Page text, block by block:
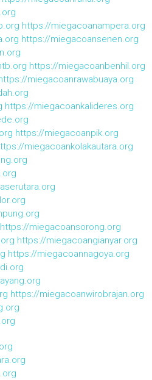
https://miegacoanampera.org
https://miegacoansenen.org
https://miegacoanbenhil.org
miegacoanrawabuaya.org
https://miegacoankalideres.org
https://miegacoanpik.org
miegacoankolakautara.org
https://miegacoansorong.org
https://miegacoangianyar.org
https://miegacoannagoya.org
https://miegacoanwirobrajan.org